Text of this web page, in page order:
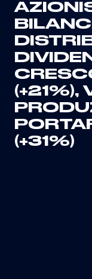
(+21%),
(+31%)